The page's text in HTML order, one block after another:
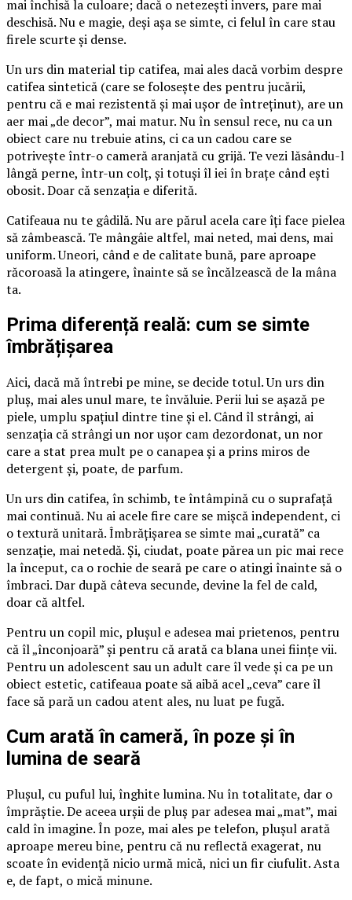
mai închisă la culoare; dacă o netezești invers, pare mai
deschisă. Nu e magie, deși așa se simte, ci felul în care stau
firele scurte și dense.
Un urs din material tip catifea, mai ales dacă vorbim despre
catifea sintetică (care se folosește des pentru jucării,
pentru că e mai rezistentă și mai ușor de întreținut), are un
aer mai „de decor”, mai matur. Nu în sensul rece, nu ca un
obiect care nu trebuie atins, ci ca un cadou care se
potrivește într-o cameră aranjată cu grijă. Te vezi lăsându-l
lângă perne, într-un colț, și totuși îl iei în brațe când ești
obosit. Doar că senzația e diferită.
Catifeaua nu te gâdilă. Nu are părul acela care îți face pielea
să zâmbească. Te mângâie altfel, mai neted, mai dens, mai
uniform. Uneori, când e de calitate bună, pare aproape
răcoroasă la atingere, înainte să se încălzească de la mâna
ta.
Prima diferență reală: cum se simte
îmbrățișarea
Aici, dacă mă întrebi pe mine, se decide totul. Un urs din
pluș, mai ales unul mare, te învăluie. Perii lui se așază pe
piele, umplu spațiul dintre tine și el. Când îl strângi, ai
senzația că strângi un nor ușor cam dezordonat, un nor
care a stat prea mult pe o canapea și a prins miros de
detergent și, poate, de parfum.
Un urs din catifea, în schimb, te întâmpină cu o suprafață
mai continuă. Nu ai acele fire care se mișcă independent, ci
o textură unitară. Îmbrățișarea se simte mai „curată” ca
senzație, mai netedă. Și, ciudat, poate părea un pic mai rece
la început, ca o rochie de seară pe care o atingi înainte să o
îmbraci. Dar după câteva secunde, devine la fel de cald,
doar că altfel.
Pentru un copil mic, plușul e adesea mai prietenos, pentru
că îl „înconjoară” și pentru că arată ca blana unei ființe vii.
Pentru un adolescent sau un adult care îl vede și ca pe un
obiect estetic, catifeaua poate să aibă acel „ceva” care îl
face să pară un cadou atent ales, nu luat pe fugă.
Cum arată în cameră, în poze și în
lumina de seară
Plușul, cu puful lui, înghite lumina. Nu în totalitate, dar o
împrăștie. De aceea urșii de pluș par adesea mai „mat”, mai
cald în imagine. În poze, mai ales pe telefon, plușul arată
aproape mereu bine, pentru că nu reflectă exagerat, nu
scoate în evidență nicio urmă mică, nici un fir ciufulit. Asta
e, de fapt, o mică minune.